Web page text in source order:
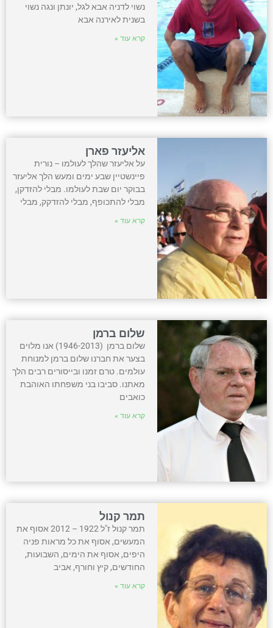
נשוי לדניה אבא לגל, יונתן ונגה נשוי
בשנית לאירנה אבא
קרא עוד »
אליעזר פארן
על אליעזר שהלך לעולמו – נורית
פיינשטיין שבע ימים ומעש הלך אליעזר
בבוקר יום שבת לעולמו. מבלי להזדקן,
מבלי להתכופף, מבלי להזדקק, מבלי
קרא עוד »
שלום ברמן
שלום ברמן (1946-2013) אנו מלוים
בצער את חברנו שלום ברמן למנוחת
עולמים. טרם זמנו ובייסורים רבים הלך
מאתנו. סביבו בני משפחתו האוהבת
כואבים
קרא עוד »
תמר קנול
תמר קנול ז"ל 1922 – 2012 אסוף את
המעשים, אסוף את כל מראות פניה
היפים, אסוף את הימים, השבועות,
החודשים, קיץ וחורף, אביב
קרא עוד »